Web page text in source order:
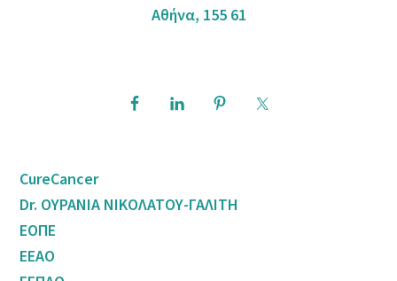
Αθήνα, 155 61
CureCancer
Dr. ΟΥΡΑΝΙΑ ΝΙΚΟΛΑΤΟΥ-ΓΑΛΙΤΗ
ΕΟΠΕ
ΕΕΑΟ